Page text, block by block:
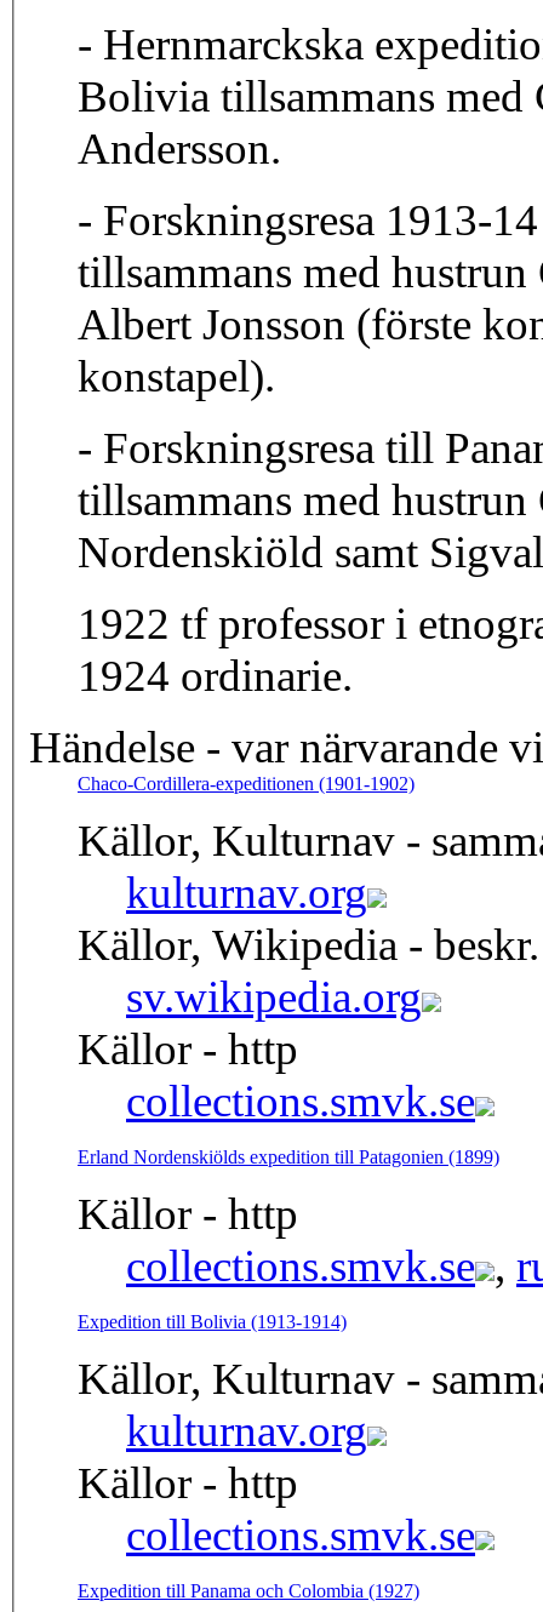
- Hernmarckska
Bolivia tillsammans
Andersson.
- Forskningsresa 1913-
tillsammans med
Albert Jonsson (förste
konstapel).
- Forskningsresa till
tillsammans med
Nordenskiöld samt
1922 tf professor i
1924 ordinarie.
Händelse - var närvarande
Chaco-Cordillera-expeditionen (1901-1902)
Källor, Kulturnav -
kulturnav.org
Källor, Wikipedia -
sv.wikipedia.org
Källor - http
collections.smvk.se
Erland Nordenskiölds expedition till Patagonien (1899)
Källor - http
collections.smvk.se ,
Expedition till Bolivia (1913-1914)
Källor, Kulturnav -
kulturnav.org
Källor - http
collections.smvk.se
Expedition till Panama och Colombia (1927)